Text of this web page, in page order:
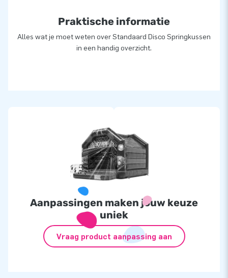
Praktische informatie
Alles wat je moet weten over Standaard Disco Springkussen
in een handig overzicht.
Aanpassingen maken jouw keuze
uniek
Vraag product aanpassing aan